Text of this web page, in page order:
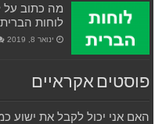
מה כתוב על
לוחות
ינואר 8, 2019
פוסטים אקראיים
האם אני יכול לקבל את ישוע